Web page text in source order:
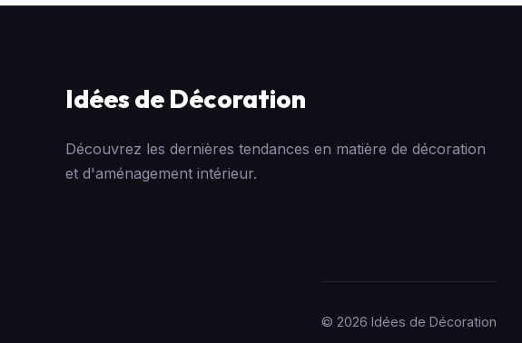
Idées de Décoration
Découvrez les dernières tendances en matière de décoration
et d'aménagement intérieur.
© 2026 Idées de Décoration